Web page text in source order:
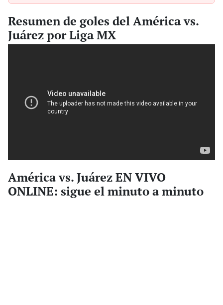
Resumen de goles del América vs.
Juárez por Liga MX
América vs. Juárez EN VIVO
ONLINE: sigue el minuto a minuto